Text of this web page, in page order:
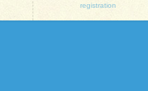
registration